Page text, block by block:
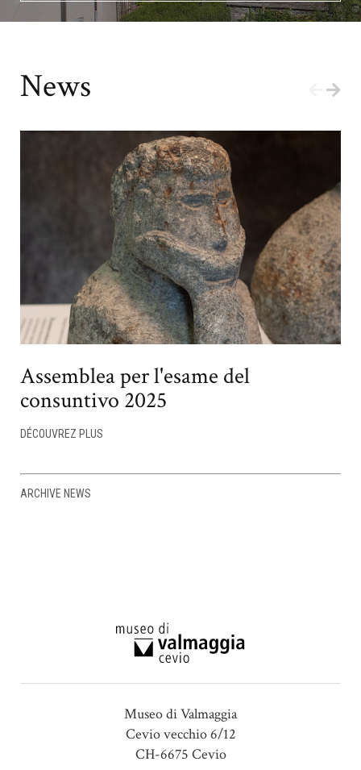
News
Assemblea per l'esame del
consuntivo 2025
DÉCOUVREZ PLUS
ARCHIVE NEWS
Museo di Valmaggia
Cevio vecchio 6/12
CH-6675 Cevio